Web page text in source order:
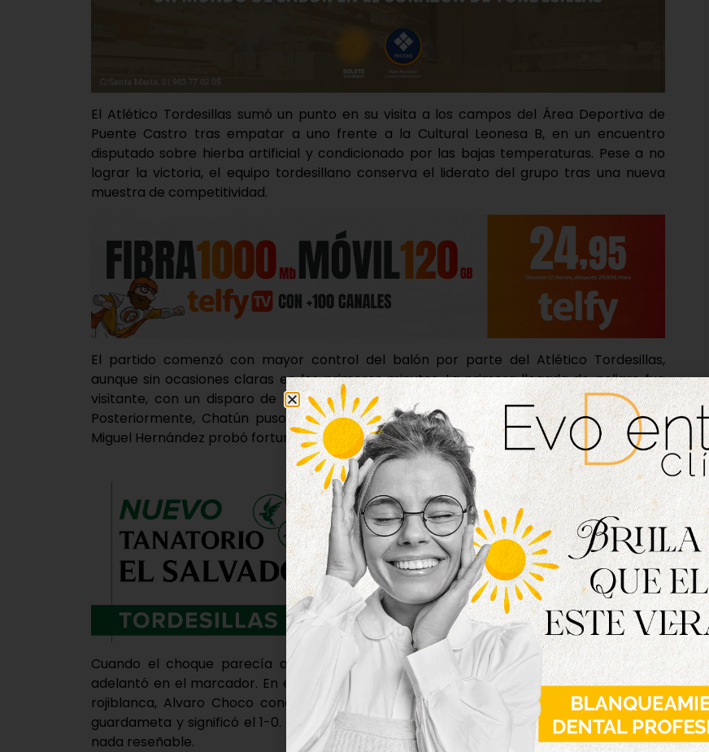
El Atlético Tordesillas sumó un punto en su visita a los campos del Área Deportiva de
Puente Castro tras empatar a uno frente a la Cultural Leonesa B, en un encuentro
disputado sobre hierba artificial y condicionado por las bajas temperaturas. Pese a no
lograr la victoria, el equipo tordesillano conserva el liderato del grupo tras una nueva
muestra de competitividad.
El partido comenzó con mayor control del balón por parte del Atlético Tordesillas,
aunque sin ocasiones claras en los primeros minutos. La primera llegada de peligro fue
visitante, con un disparo de Torres en el minuto 15 que se marchó rozando el poste.
Posteriormente, Chatún puso un centro peligroso al área sin encontrar rematador y
Miguel Hernández probó fortuna desde la frontal, sin acierto.
Cuando el choque parecía abocado al descanso sin goles, la Cultural Leonesa B se
adelantó en el marcador. En el minuto 25, tras dos disparos rechazados por la defensa
rojiblanca, Alvaro Choco conectó un disparo raso desde la frontal que sorprendió al
guardameta y significó el 1-0. Hasta el paso por vestuarios sobre el césped no ocurriría
nada reseñable.